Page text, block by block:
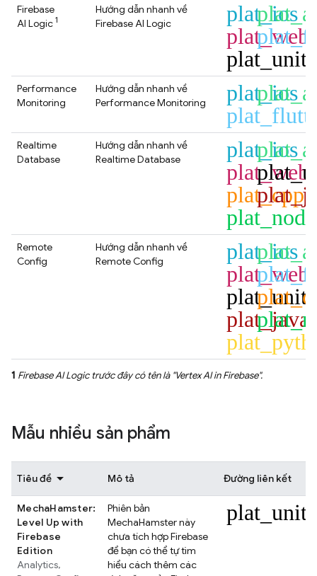
Firebase
AI Logic 1
Hướng dẫn nhanh về
Firebase AI Logic
plat_ios
plat_web
Performance
Monitoring
Hướng dẫn nhanh về
Performance Monitoring
plat_ios
Realtime
Database
Hướng dẫn nhanh về
Realtime Database
plat_ios
plat_web
plat_cpp
plat_node
Remote
Config
Hướng dẫn nhanh về
Remote Config
plat_ios
plat_web
plat_java
1 Firebase AI Logictrước đây có tên là "Vertex AI in Firebase".
Mẫu nhiều sản phẩm
Tiêu đề Mô tả Đường liên kết
MechaHamster:
Level Up with
Firebase
Edition
Analytics,
Phiên bản
MechaHamster này
chưa tích hợp Firebase
để bạn có thể tự tìm
hiểu cách thêm các